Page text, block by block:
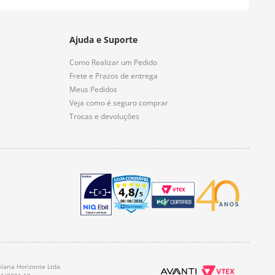
Ajuda e Suporte
Como Realizar um Pedido
Frete e Prazos de entrega
Meus Pedidos
Veja como é seguro comprar
Trocas e devoluções
Horizonte Ltda.